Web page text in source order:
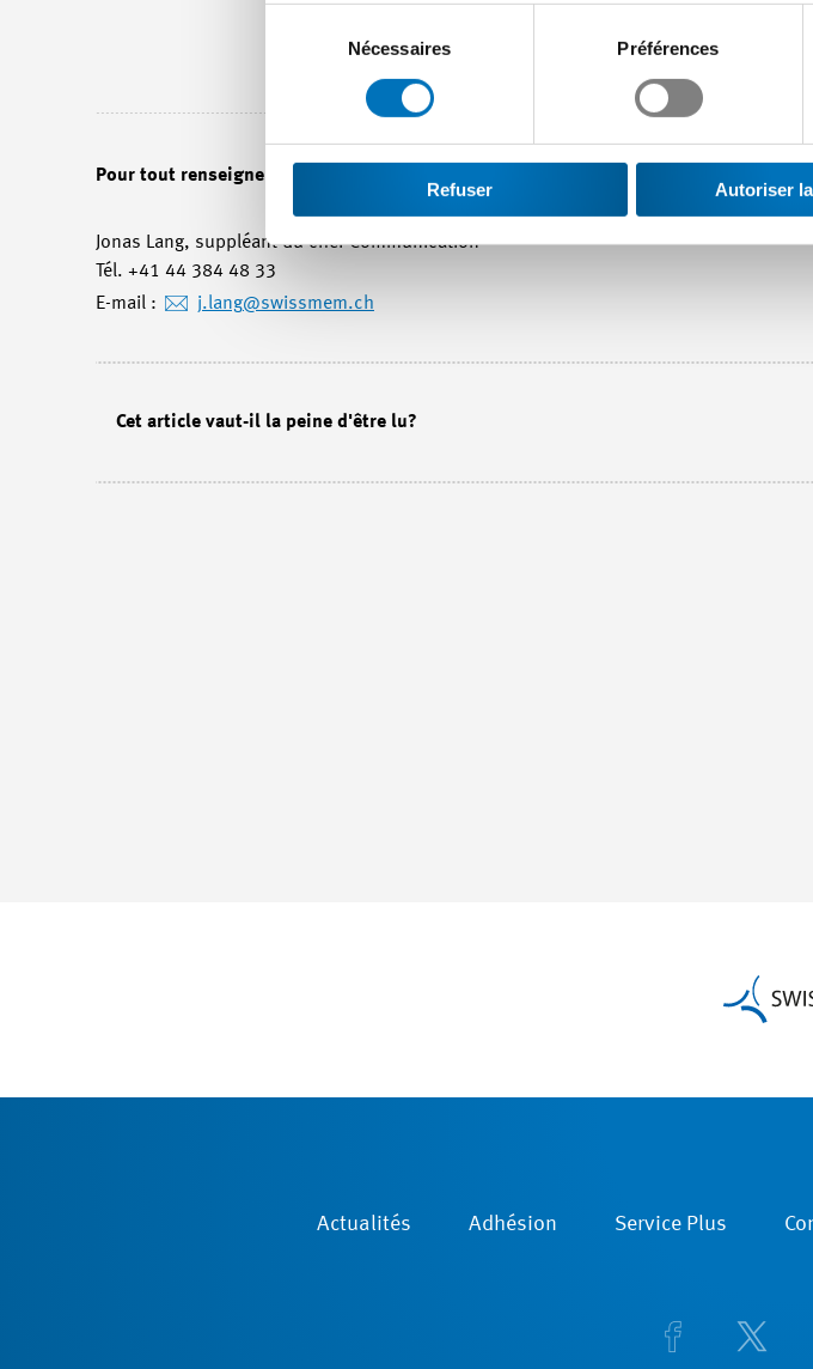
Nécessaires Préférences
Refuser Autoriser
Pour tout renseignement :
Jonas Lang, suppléant du chef Communication
Tél. +41 44 384 48 33
E-mail :
j.lang@swissmem.ch
Cet article vaut-il la peine d'être lu?
Actualités Adhésion Service Plus